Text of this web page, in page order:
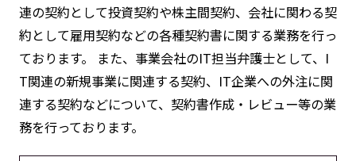
連の契約として投資契約や株主間契約、会社に関わる契
約として雇用契約などの各種契約書に関する業務を行っ
ております。 また、事業会社のIT担当弁護士として、I
T関連の新規事業に関連する契約、IT企業への外注に関
連する契約などについて、契約書作成・レビュー等の業
務を行っております。